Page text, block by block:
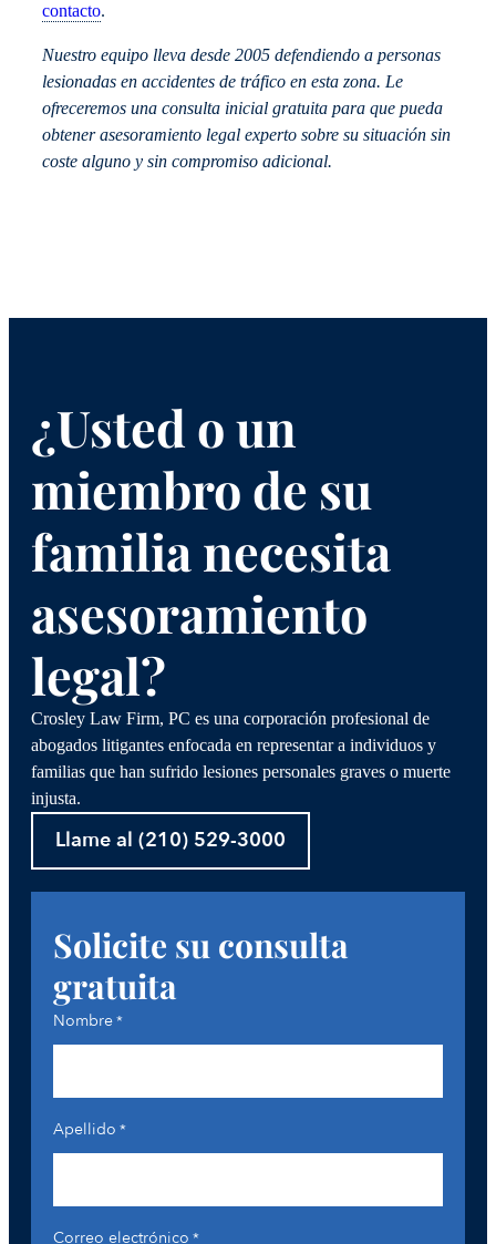
contacto.
Nuestro equipo lleva desde 2005 defendiendo a personas
lesionadas en accidentes de tráfico en esta zona. Le
ofreceremos una consulta inicial gratuita para que pueda
obtener asesoramiento legal experto sobre su situación sin
coste alguno y sin compromiso adicional.
¿Usted o un
miembro de su
familia necesita
asesoramiento
legal?
Crosley Law Firm, PC es una corporación profesional de
abogados litigantes enfocada en representar a individuos y
familias que han sufrido lesiones personales graves o muerte
injusta.
Llame al (210) 529-3000
Solicite su consulta
gratuita
Nombre*
Apellido *
Correo electrónico *